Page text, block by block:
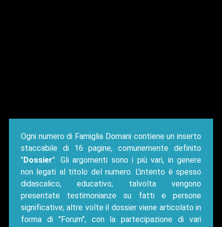
Ogni numero di Famiglia Domani contiene un inserto
staccabile di 16 pagine, comunemente definito
"Dossier". Gli argomenti sono i più vari, in genere
non legati al titolo del numero. L'intento è spesso
didascalico, educativo; talvolta vengono
presentate testimonianze su fatti e persone
significative; altre volte il dossier viene articolato in
forma di "Forum", con la partecipazione di vari